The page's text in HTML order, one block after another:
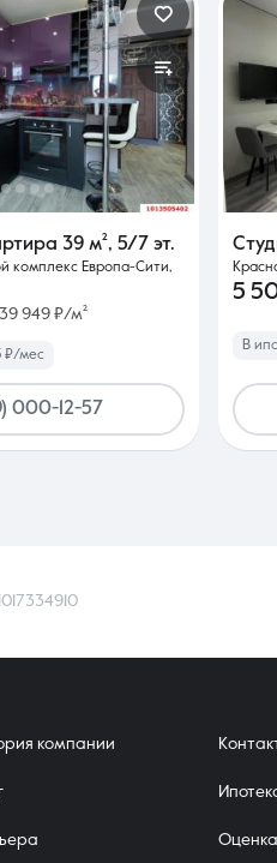
39 м², 5/7 эт.
комплекс Европа-Сити,
139 949 ₽/м²
₽/мес
000-12-57
5
В
компании
Оценка